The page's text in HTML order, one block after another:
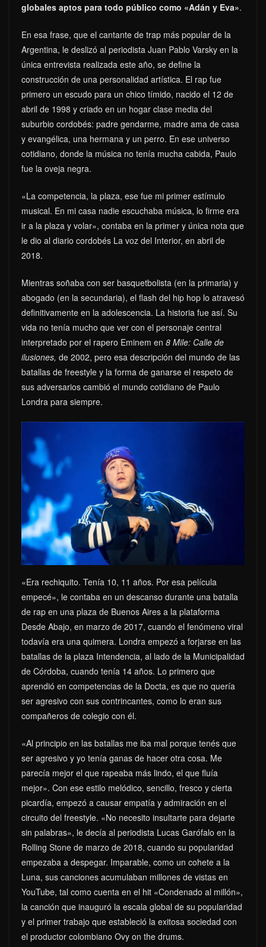
globales aptos para todo público como «Adán y Eva».
En esa frase, que el cantante de trap más popular de la
Argentina, le deslizó al periodista Juan Pablo Varsky en la
única entrevista realizada este año, se define la
construcción de una personalidad artística. El rap fue
primero un escudo para un chico tímido, nacido el 12 de
abril de 1998 y criado en un hogar clase media del
suburbio cordobés: padre gendarme, madre ama de casa
y evangélica, una hermana y un perro. En ese universo
cotidiano, donde la música no tenía mucha cabida, Paulo
fue la oveja negra.
«La competencia, la plaza, ese fue mi primer estímulo
musical. En mi casa nadie escuchaba música, lo firme era
ir a la plaza y volar», contaba en la primer y única nota que
le dio al diario cordobés La voz del Interior, en abril de
2018.
Mientras soñaba con ser basquetbolista (en la primaria) y
abogado (en la secundaria), el flash del hip hop lo atravesó
definitivamente en la adolescencia. La historia fue así. Su
vida no tenía mucho que ver con el personaje central
interpretado por el rapero Eminem en 8 Mile: Calle de
ilusiones, de 2002, pero esa descripción del mundo de las
batallas de freestyle y la forma de ganarse el respeto de
sus adversarios cambió el mundo cotidiano de Paulo
Londra para siempre.
«Era rechiquito. Tenía 10, 11 años. Por esa película
empecé», le contaba en un descanso durante una batalla
de rap en una plaza de Buenos Aires a la plataforma
Desde Abajo, en marzo de 2017, cuando el fenómeno viral
todavía era una quimera. Londra empezó a forjarse en las
batallas de la plaza Intendencia, al lado de la Municipalidad
de Córdoba, cuando tenía 14 años. Lo primero que
aprendió en competencias de la Docta, es que no quería
ser agresivo con sus contrincantes, como lo eran sus
compañeros de colegio con él.
«Al principio en las batallas me iba mal porque tenés que
ser agresivo y yo tenía ganas de hacer otra cosa. Me
parecía mejor el que rapeaba más lindo, el que fluía
mejor». Con ese estilo melódico, sencillo, fresco y cierta
picardía, empezó a causar empatía y admiración en el
circuito del freestyle. «No necesito insultarte para dejarte
sin palabras», le decía al periodista Lucas Garófalo en la
Rolling Stone de marzo de 2018, cuando su popularidad
empezaba a despegar. Imparable, como un cohete a la
Luna, sus canciones acumulaban millones de vistas en
YouTube, tal como cuenta en el hit «Condenado al millón»,
la canción que inauguró la escala global de su popularidad
y el primer trabajo que estableció la exitosa sociedad con
el productor colombiano Ovy on the drums.